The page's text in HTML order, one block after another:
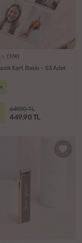
(174)
Kart Baskı - 53 Adet
649.90 TL
449.90 TL